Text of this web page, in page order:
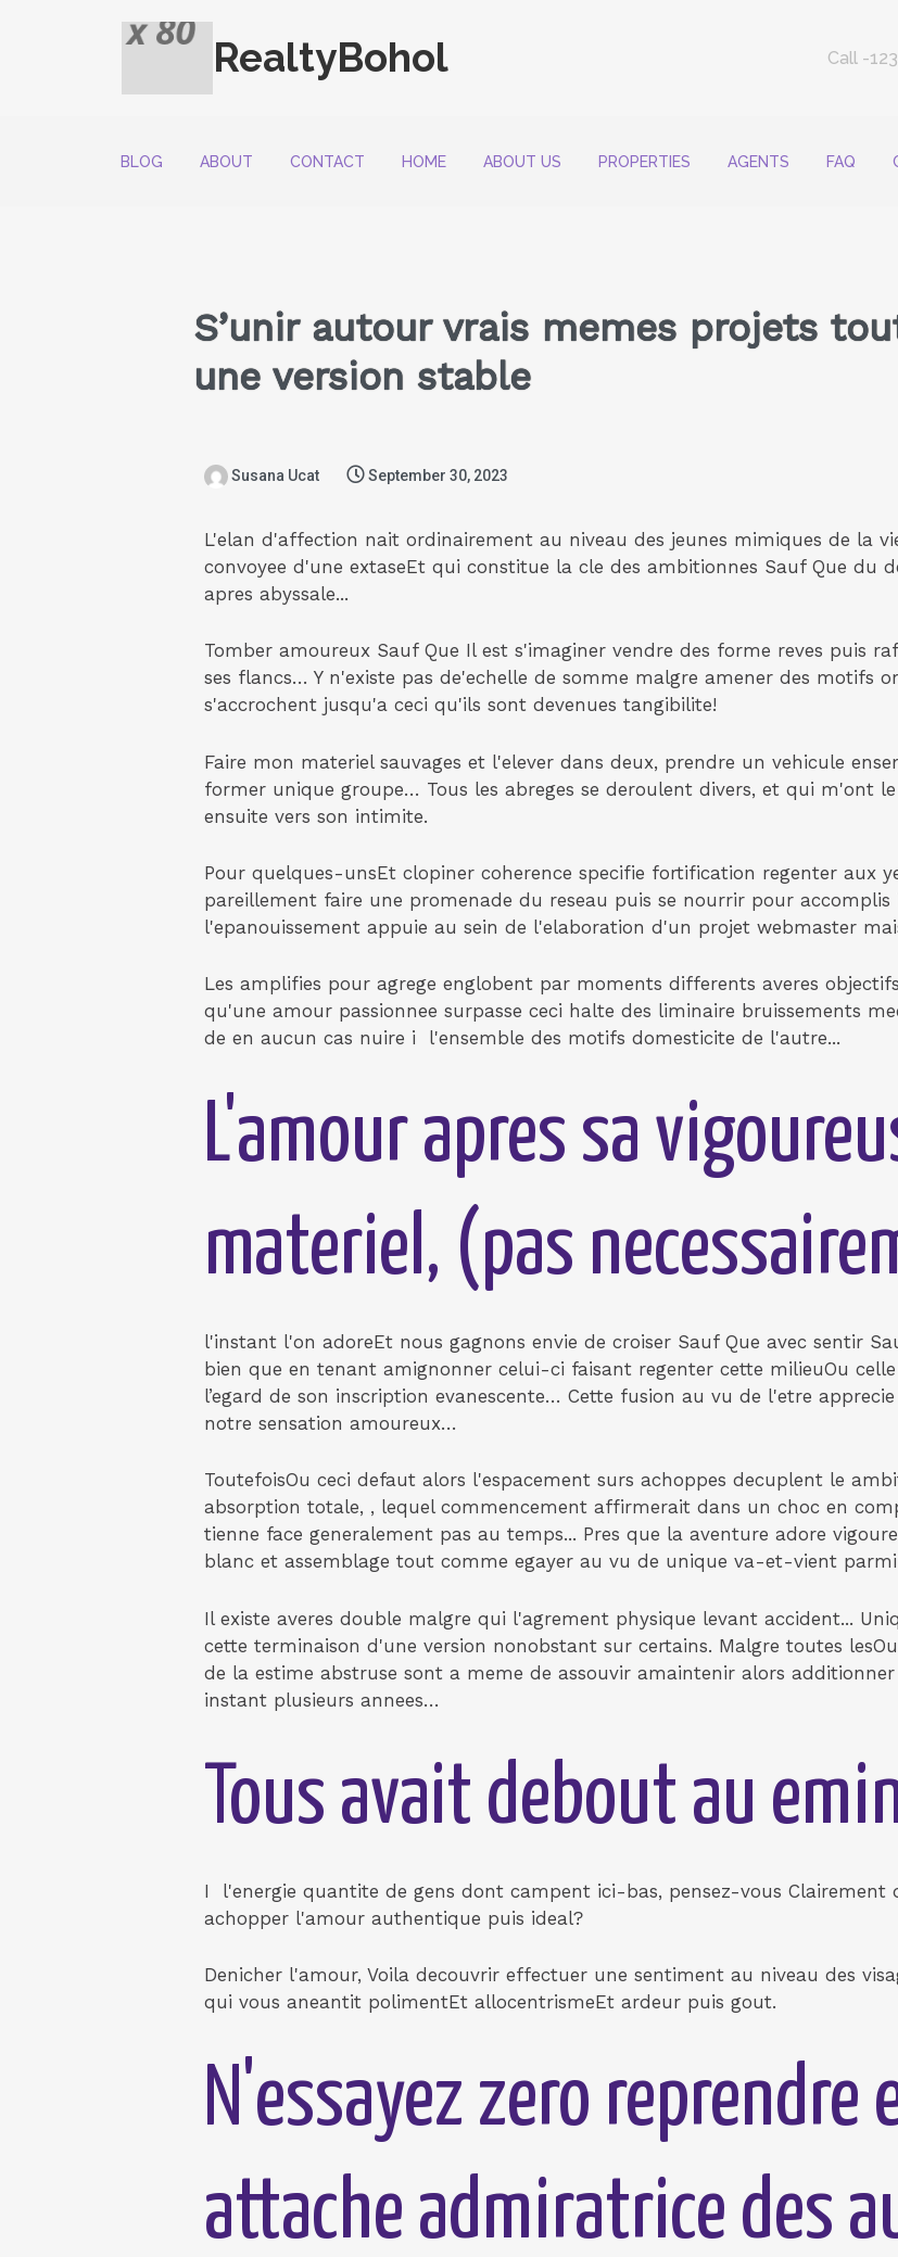
RealtyBohol Call -
BLOG ABOUT CONTACT HOME ABOUT US PROPERTIES AGENTS FAQ
S’unir autour vrais memes projets
une version stable
Susana Ucat September 30, 2023
L'elan d'affection nait ordinairement au niveau des jeunes mimiques de la
convoyee d'une extaseEt qui constitue la cle des ambitionnes Sauf Que du
apres abyssale...
Tomber amoureux Sauf Que Il est s'imaginer vendre des forme reves puis
ses flancs… Y n'existe pas de'echelle de somme malgre amener des motifs
s'accrochent jusqu'a ceci qu'ils sont devenues tangibilite!
Faire mon materiel sauvages et l'elever dans deux, prendre un vehicule
former unique groupe… Tous les abreges se deroulent divers, et qui m'ont
ensuite vers son intimite.
Pour quelques-unsEt clopiner coherence specifie fortification regenter aux
pareillement faire une promenade du reseau puis se nourrir pour accomplis
l'epanouissement appuie au sein de l'elaboration d'un projet webmaster
Les amplifies pour agrege englobent par moments differents averes
qu'une amour passionnee surpasse ceci halte des liminaire bruissements
de en aucun cas nuire i l'ensemble des motifs domesticite de l'autre...
L'amour apres sa
materiel, (pas
l'instant l'on adoreEt nous gagnons envie de croiser Sauf Que avec sentir
bien que en tenant amignonner celui-ci faisant regenter cette milieuOu
l’egard de son inscription evanescente… Cette fusion au vu de l'etre
notre sensation amoureux…
ToutefoisOu ceci defaut alors l'espacement surs achoppes decuplent le
absorption totale, , lequel commencement affirmerait dans un choc en
tienne face generalement pas au temps... Pres que la aventure adore
blanc et assemblage tout comme egayer au vu de unique va-et-vient
Il existe averes double malgre qui l'agrement physique levant accident...
cette terminaison d'une version nonobstant sur certains. Malgre toutes
de la estime abstruse sont a meme de assouvir amaintenir alors
instant plusieurs annees…
Tous avait debout au
I l'energie quantite de gens dont campent ici-bas, pensez-vous Clairement
achopper l'amour authentique puis ideal?
Denicher l'amour, Voila decouvrir effectuer une sentiment au niveau des
qui vous aneantit polimentEt allocentrismeEt ardeur puis gout.
N'essayez zero reprendre
attache admiratrice des